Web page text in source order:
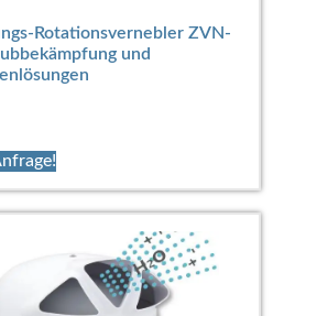
Rotationsvernebler ZVN-
und